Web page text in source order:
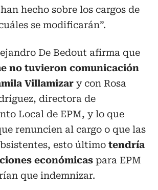
hecho sobre los cargos de
se modificarán”.
De Bedout afirma que
no tuvieron comunicación
Villamizar y con Rosa
directora de
Local de EPM, y lo que
renuncien al cargo o que las
esto último tendría
económicas para EPM
que indemnizar.